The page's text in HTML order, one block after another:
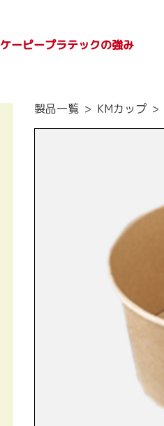
ケーピープラテックの強み
製品一覧 KMカップ